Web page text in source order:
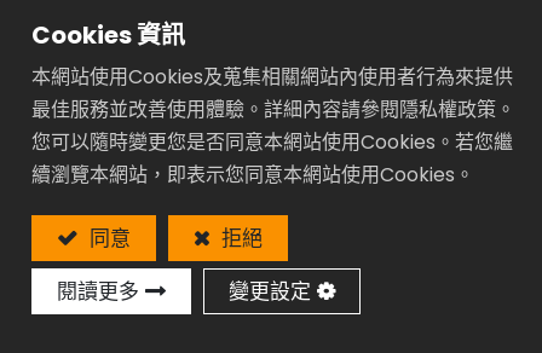
手柄下顎都是鍛造成型且整支熱處理
經濟型:
入門款且有專業級表現
專業:
超越全球工業標準規格
輕巧便捷:
您應該擁有的第一把活動扳手
Cookies 資訊
本網站使用Cookies及蒐集相關網站內使用者行為來提供
最佳服務並改善使用體驗。詳細內容請參閱隱私權政策。
您可以隨時變更您是否同意本網站使用Cookies。若您繼
續瀏覽本網站，即表示您同意本網站使用Cookies。
同意
拒絕
閱讀更多
變更設定